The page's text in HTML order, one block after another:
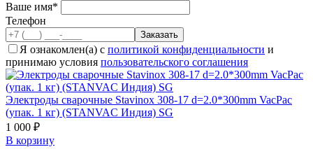
Ваше имя*
Телефон
Я ознакомлен(а) с политикой конфиденциальности и
принимаю условия пользовательского соглашения
Электроды сварочные Stavinox 308-17 d=2.0*300mm VacPac
(упак. 1 кг) (STANVAC Индия) SG
1 000 ₽
В корзину